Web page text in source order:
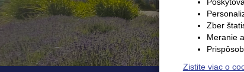
Zber
Meranie
Zistite viac o